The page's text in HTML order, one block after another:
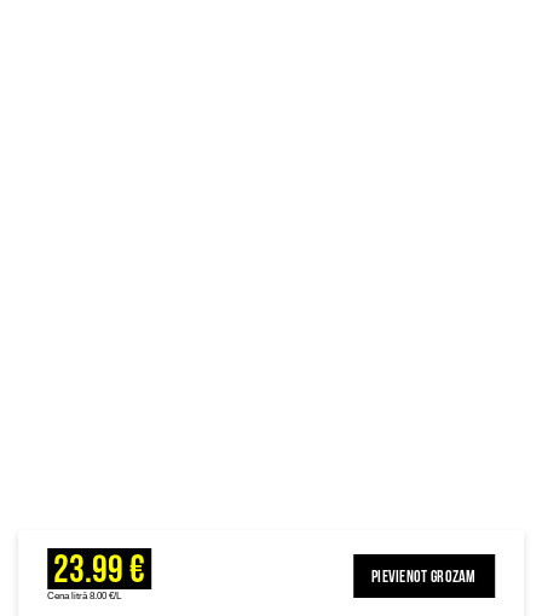
23.99 €
Cena litrā 8.00 €/L
PIEVIENOT GROZAM